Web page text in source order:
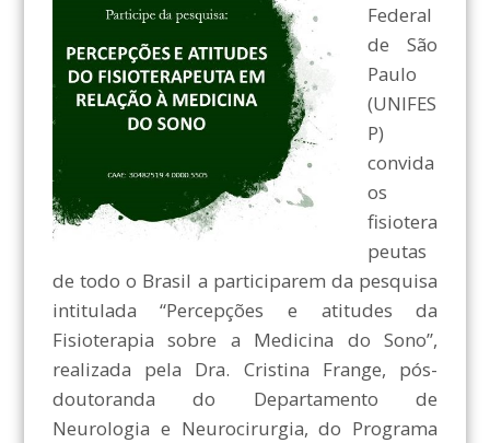
Federal
de São
Paulo
(UNIFES
P)
convida
os
fisiotera
peutas
de todo o Brasil a participarem da pesquisa
intitulada “Percepções e atitudes da
Fisioterapia sobre a Medicina do Sono”,
realizada pela Dra. Cristina Frange, pós-
doutoranda do Departamento de
Neurologia e Neurocirurgia, do Programa